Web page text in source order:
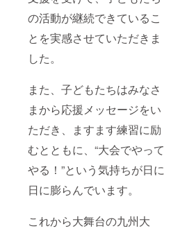
の活動が継続できているこ
とを実感させていただきま
した。
また、子どもたちはみなさ
まから応援メッセージをい
ただき、ますます練習に励
むとともに、“大会でやって
やる！”という気持ちが日に
日に膨らんでいます。
これから大舞台の九州大